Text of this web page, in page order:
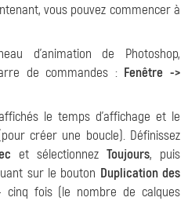
vous pouvez commencer à
d'animation de Photoshop,
de commandes : Fenêtre ->
le temps d'affichage et le
créer une boucle). Définissez
et sélectionnez Toujours, puis
sur le bouton Duplication des
fois (le nombre de calques